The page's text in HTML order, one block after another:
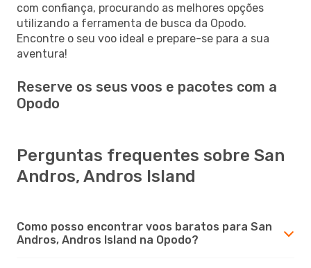
com confiança, procurando as melhores opções
utilizando a ferramenta de busca da Opodo.
Encontre o seu voo ideal e prepare-se para a sua
aventura!
Reserve os seus voos e pacotes com a
Opodo
Perguntas frequentes sobre San
Andros, Andros Island
Como posso encontrar voos baratos para San
Andros, Andros Island na Opodo?